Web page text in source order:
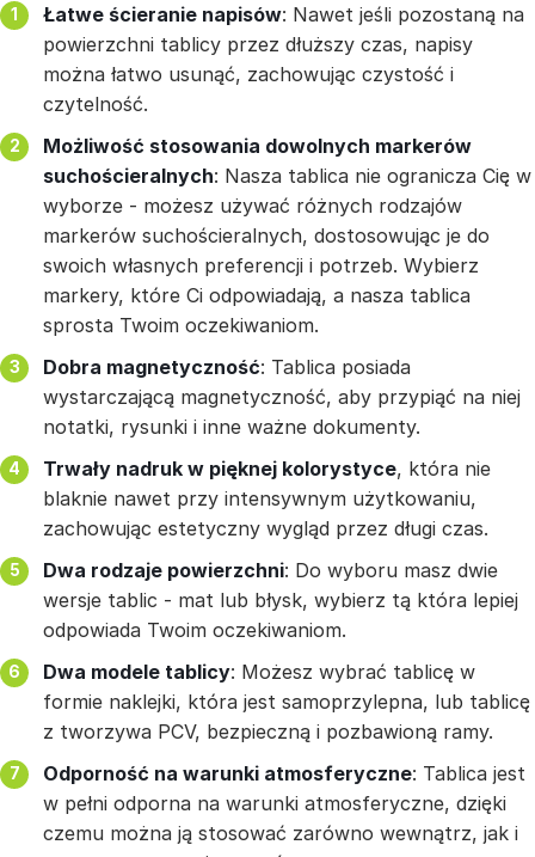
Łatwe ścieranie napisów: Nawet jeśli pozostaną na
powierzchni tablicy przez dłuższy czas, napisy
można łatwo usunąć, zachowując czystość i
czytelność.
Możliwość stosowania dowolnych markerów
suchościeralnych: Nasza tablica nie ogranicza Cię w
wyborze - możesz używać różnych rodzajów
markerów suchościeralnych, dostosowując je do
swoich własnych preferencji i potrzeb. Wybierz
markery, które Ci odpowiadają, a nasza tablica
sprosta Twoim oczekiwaniom.
Dobra magnetyczność: Tablica posiada
wystarczającą magnetyczność, aby przypiąć na niej
notatki, rysunki i inne ważne dokumenty.
Trwały nadruk w pięknej kolorystyce, która nie
blaknie nawet przy intensywnym użytkowaniu,
zachowując estetyczny wygląd przez długi czas.
Dwa rodzaje powierzchni: Do wyboru masz dwie
wersje tablic - mat lub błysk, wybierz tą która lepiej
odpowiada Twoim oczekiwaniom.
Dwa modele tablicy: Możesz wybrać tablicę w
formie naklejki, która jest samoprzylepna, lub tablicę
z tworzywa PCV, bezpieczną i pozbawioną ramy.
Odporność na warunki atmosferyczne: Tablica jest
w pełni odporna na warunki atmosferyczne, dzięki
czemu można ją stosować zarówno wewnątrz, jak i